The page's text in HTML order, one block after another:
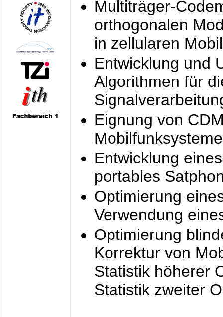
Multiträger-
orthogonalen
in zellularen
Entwicklung und
Algorithmen für
Eignung von
Mobilfunksysteme
Entwicklung
portables
Optimierung
Verwendung
Optimierung
Korrektur von
Statistik höherer
Statistik zweiter